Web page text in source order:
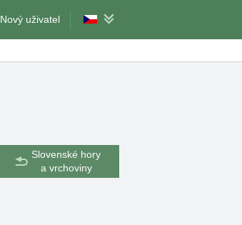
Nový uživatel
Slovenské hory
a vrchoviny